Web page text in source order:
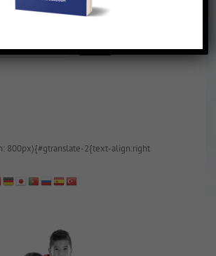
800px){#gtranslate-2{text-align:right